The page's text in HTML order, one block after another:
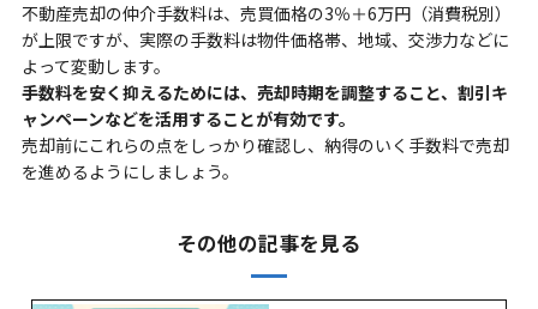
不動産売却の仲介手数料は、売買価格の3％＋6万円（消費税別）
が上限ですが、実際の手数料は物件価格帯、地域、交渉力などに
よって変動します。
手数料を安く抑えるためには、売却時期を調整すること、割引キ
ャンペーンなどを活用することが有効です。
売却前にこれらの点をしっかり確認し、納得のいく手数料で売却
を進めるようにしましょう。
その他の記事を見る